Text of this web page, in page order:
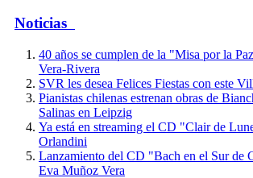
Noticias
40 años se cumplen de la "Misa por la
Vera-Rivera
SVR les desea Felices Fiestas con este
Pianistas chilenas estrenan obras de
Salinas en Leipzig
Ya está en streaming el CD "Clair de
Orlandini
Lanzamiento del CD "Bach en el Sur de
Eva Muñoz Vera